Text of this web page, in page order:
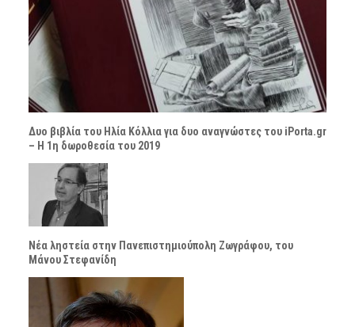
Δυο βιβλία του Ηλία Κόλλια για δυο αναγνώστες του iPorta.gr
– Η 1η δωροθεσία του 2019
Νέα ληστεία στην Πανεπιστημιούπολη Ζωγράφου, του
Μάνου Στεφανίδη